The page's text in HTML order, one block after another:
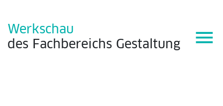
Werkschau
des Fachbereichs Gestaltung menu